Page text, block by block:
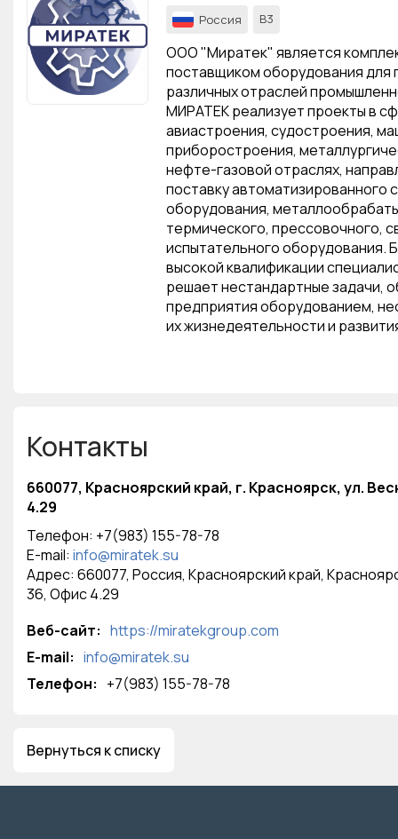
Россия В3
ООО "Миратек" является
поставщиком оборудования для
различных отраслей
МИРАТЕК реализует проекты в
авиастроения, судостроения,
приборостроения,
нефте-газовой отраслях,
поставку автоматизированного
оборудования,
термического, прессовочного,
испытательного оборудования.
высокой квалификации
решает нестандартные задачи,
предприятия оборудованием,
их жизнедеятельности и
Контакты
660077, Красноярский край, г. Красноярск, ул.
4.29
Телефон: +7(983) 155-78-78
E-mail: info@miratek.su
Адрес: 660077, Россия, Красноярский край,
36, Офис 4.29
Веб-сайт: https://miratekgroup.com
E-mail: info@miratek.su
Телефон: +7(983) 155-78-78
Вернуться к списку